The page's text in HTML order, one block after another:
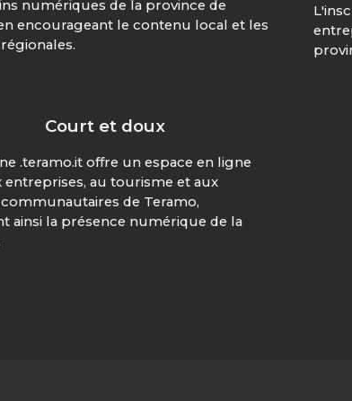
numériques de la province de
encourageant le contenu local et les
Court et doux
.teramo.it offre un espace en ligne
entreprises, au tourisme et aux
de Teramo,
ainsi la présence numérique de la